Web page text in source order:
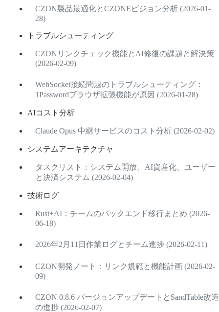
CZON製品最適化とCZONEビジョン分析 (2026-01-
28)
トラブルシューティング
CZONリンクチェック機能とAI修復の課題と解決策
(2026-02-09)
WebSocket接続問題のトラブルシューティング：
1Passwordブラウザ拡張機能が原因 (2026-01-28)
AIコスト分析
Claude Opus 中継サービスのコスト分析 (2026-02-02)
システムアーキテクチャ
タスクリスト：システム開放、AI資産化、ユーザー
と決済システム (2026-02-04)
技術ログ
Rust+AI：チームのバックエンド移行まとめ (2026-
06-18)
2026年2月11日作業ログとチーム進捗 (2026-02-11)
CZON開発ノート：リンク規範と機能計画 (2026-02-
09)
CZON 0.8.6 バージョンアップデートとSandTable改造
の進捗 (2026-02-07)